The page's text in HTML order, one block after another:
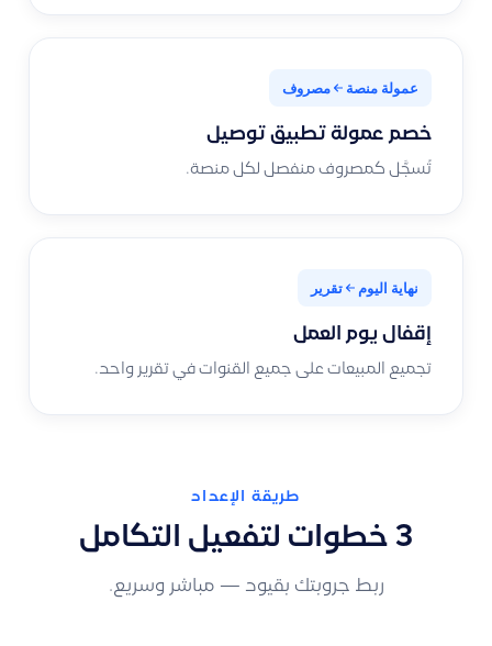
عمولة منصة مصروف
خصم عمولة تطبيق توصيل
تُسجَّل كمصروف منفصل لكل منصة.
نهاية اليوم تقرير
إقفال يوم العمل
تجميع المبيعات على جميع القنوات في تقرير واحد.
طريقة الإعداد
3 خطوات لتفعيل التكامل
ربط جروبتك بقيود — مباشر وسريع.